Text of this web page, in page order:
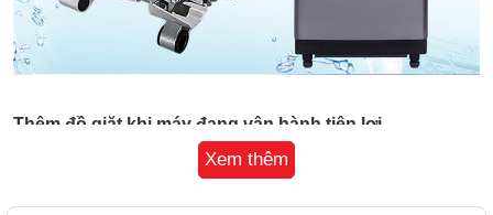
Thêm đồ giặt khi máy đang vận hành tiện lợi
Máy giặt có tính năng thêm đồ khi đang vận hành. Chính vì
thế, mà người dùng không còn phải giặt hai lần nếu quên
Xem thêm